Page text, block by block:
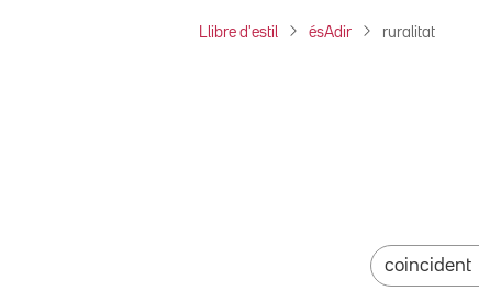
Llibre d'estil ésAdir ruralitat